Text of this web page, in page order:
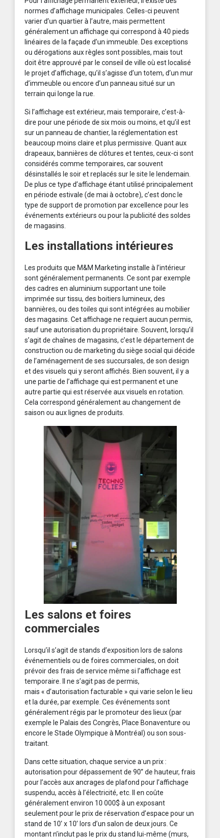
normes d’affichage municipales. Celles-ci peuvent
varier d’un quartier à l’autre, mais permettent
généralement un affichage qui correspond à 40 pieds
linéaires de la façade d’un immeuble. Des exceptions
ou dérogations aux règles sont possibles, mais tout
doit être approuvé par le conseil de ville où est localisé
le projet d’affichage, qu’il s’agisse d’un totem, d’un mur
d’immeuble ou encore d’un panneau situé sur un
terrain qui longe la rue.
Si l’affichage est extérieur, mais temporaire, c’est-à-
dire pour une période de six mois ou moins, et qu’il est
sur un panneau de chantier, la réglementation est
beaucoup moins claire et plus permissive. Quant aux
drapeaux, bannières de clôtures et tentes, ceux-ci sont
considérés comme temporaires, car souvent
désinstallés le soir et replacés sur le site le lendemain.
De plus ce type d’affichage étant utilisé principalement
en période estivale (de mai à octobre), c’est donc le
type de support de promotion par excellence pour les
événements extérieurs ou pour la publicité des soldes
de magasins.
Les installations intérieures
Les produits que M&M Marketing installe à l’intérieur
sont généralement permanents. Ce sont par exemple
des cadres en aluminium supportant une toile
imprimée sur tissu, des boitiers lumineux, des
bannières, ou des toiles qui sont intégrées au mobilier
des magasins. Cet affichage ne requiert aucun permis,
sauf une autorisation du propriétaire. Souvent, lorsqu’il
s’agit de chaînes de magasins, c’est le département de
construction ou de marketing du siège social qui décide
de l’aménagement de ses succursales, de son design
et des visuels qui y seront affichés. Bien souvent, il y a
une partie de l’affichage qui est permanent et une
autre partie qui est réservée aux visuels en rotation.
Cela correspond généralement au changement de
saison ou aux lignes de produits.
Les salons et foires
commerciales
Lorsqu’il s’agit de stands d’exposition lors de salons
événementiels ou de foires commerciales, on doit
prévoir des frais de service même si l’affichage est
temporaire. Il ne s’agit pas de permis,
mais « d’autorisation facturable » qui varie selon le lieu
et la durée, par exemple. Ces événements sont
généralement régis par le promoteur des lieux (par
exemple le Palais des Congrès, Place Bonaventure ou
encore le Stade Olympique à Montréal) ou son sous-
traitant.
Dans cette situation, chaque service a un prix :
autorisation pour dépassement de 90’’ de hauteur, frais
pour l’accès aux ancrages de plafond pour l’affichage
suspendu, accès à l’électricité, etc. Il en coûte
généralement environ 10 000$ à un exposant
seulement pour le prix de réservation d’espace pour un
stand de 10’ x 10’ lors d’un salon de deux jours. Ce
montant n’inclut pas le prix du stand lui-même (murs,